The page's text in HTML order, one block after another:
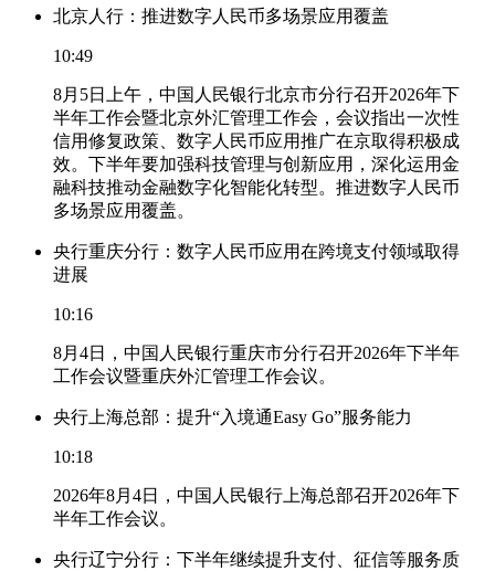
北京人行：推进数字人民币多场景应用覆盖
10:49
8月5日上午，中国人民银行北京市分行召开2026年下
半年工作会暨北京外汇管理工作会，会议指出一次性
信用修复政策、数字人民币应用推广在京取得积极成
效。下半年要加强科技管理与创新应用，深化运用金
融科技推动金融数字化智能化转型。推进数字人民币
多场景应用覆盖。
央行重庆分行：数字人民币应用在跨境支付领域取得
进展
10:16
8月4日，中国人民银行重庆市分行召开2026年下半年
工作会议暨重庆外汇管理工作会议。
央行上海总部：提升“入境通Easy Go”服务能力
10:18
2026年8月4日，中国人民银行上海总部召开2026年下
半年工作会议。
央行辽宁分行：下半年继续提升支付、征信等服务质